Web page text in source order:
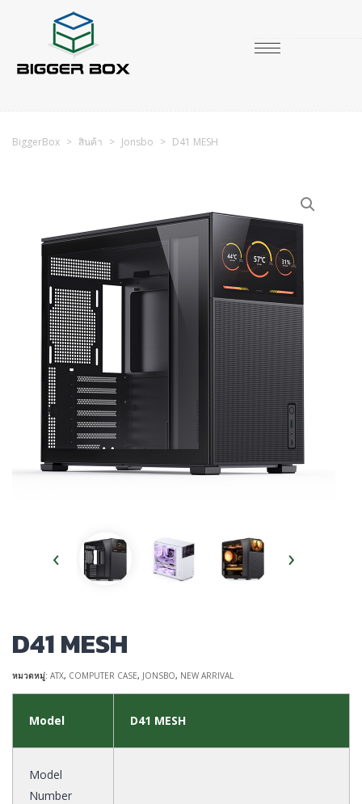
BiggerBox > สินค้า > Jonsbo > D41 MESH
‹ ›
D41 MESH
หมวดหมู่: ATX, COMPUTER CASE, JONSBO, NEW ARRIVAL
Model D41 MESH
Model
Number